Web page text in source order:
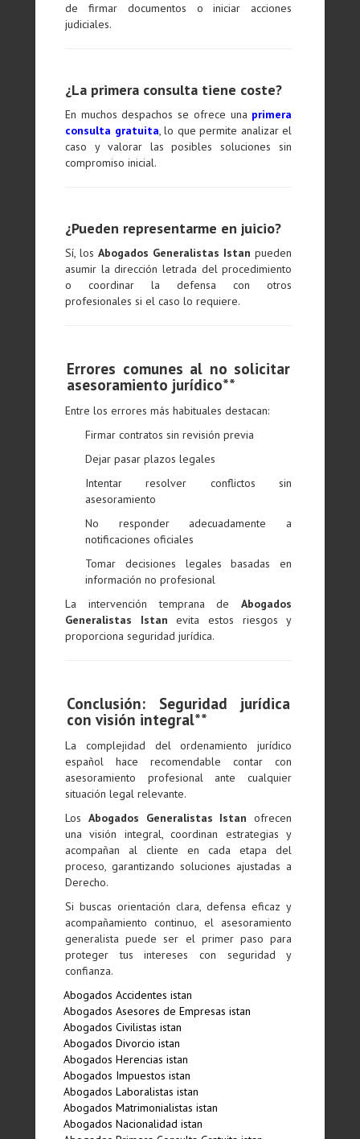
de firmar documentos o iniciar acciones
judiciales.
¿La primera consulta tiene coste?
En muchos despachos se ofrece una primera
consulta gratuita, lo que permite analizar el
caso y valorar las posibles soluciones sin
compromiso inicial.
¿Pueden representarme en juicio?
Sí, losAbogados Generalistas Istan pueden
asumir la dirección letrada del procedimiento
o coordinar la defensa con otros
profesionales si el caso lo requiere.
Errores comunes al no solicitar
asesoramiento jurídico**
Entre los errores más habituales destacan:
Firmar contratos sin revisión previa
Dejar pasar plazos legales
Intentar resolver conflictos sin
asesoramiento
No responder adecuadamente a
notificaciones oficiales
Tomar decisiones legales basadas en
información no profesional
La intervención temprana deAbogados
Generalistas Istan evita estos riesgos y
proporciona seguridad jurídica.
Conclusión: Seguridad jurídica
con visión integral**
La complejidad del ordenamiento jurídico
español hace recomendable contar con
asesoramiento profesional ante cualquier
situación legal relevante.
Los Abogados Generalistas Istan ofrecen
una visión integral, coordinan estrategias y
acompañan al cliente en cada etapa del
proceso, garantizando soluciones ajustadas a
Derecho.
Si buscas orientación clara, defensa eficaz y
acompañamiento continuo, el asesoramiento
generalista puede ser el primer paso para
proteger tus intereses con seguridad y
confianza.
Abogados Accidentes istan
Abogados Asesores de Empresas istan
Abogados Civilistas istan
Abogados Divorcio istan
Abogados Herencias istan
Abogados Impuestos istan
Abogados Laboralistas istan
Abogados Matrimonialistas istan
Abogados Nacionalidad istan